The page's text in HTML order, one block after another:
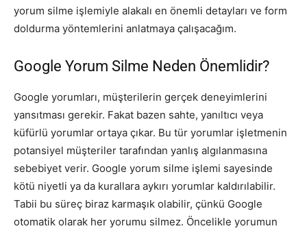
yorum silme işlemiyle alakalı en önemli detayları ve form
doldurma yöntemlerini anlatmaya çalışacağım.
Google Yorum Silme Neden Önemlidir?
Google yorumları, müşterilerin gerçek deneyimlerini
yansıtması gerekir. Fakat bazen sahte, yanıltıcı veya
küfürlü yorumlar ortaya çıkar. Bu tür yorumlar işletmenin
potansiyel müşteriler tarafından yanlış algılanmasına
sebebiyet verir. Google yorum silme işlemi sayesinde
kötü niyetli ya da kurallara aykırı yorumlar kaldırılabilir.
Tabii bu süreç biraz karmaşık olabilir, çünkü Google
otomatik olarak her yorumu silmez. Öncelikle yorumun